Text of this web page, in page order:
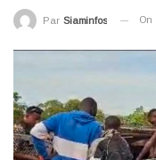
Par Siaminfos On